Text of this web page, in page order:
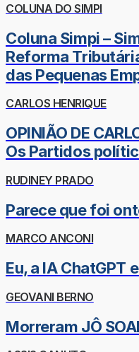
COLUNA DO SIMPI
Coluna Simpi –
Reforma
das Pequenas
CARLOS HENRIQUE
OPINIÃO DE
Os Partidos
RUDINEY PRADO
Parece que foi
MARCO ANCONI
Eu, a IA ChatGPT
GEOVANI BERNO
Morreram JÔ